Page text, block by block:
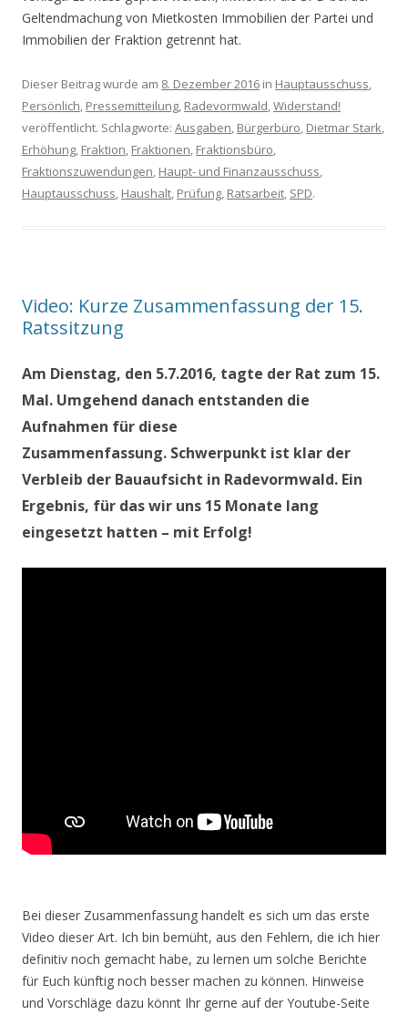
Geltendmachung von Mietkosten Immobilien der Partei und
Immobilien der Fraktion getrennt hat.
Dieser Beitrag wurde am 8. Dezember 2016 in Hauptausschuss,
Persönlich, Pressemitteilung, Radevormwald,Widerstand!
veröffentlicht. Schlagworte: Ausgaben, Bürgerbüro, Dietmar Stark,
Erhöhung, Fraktion, Fraktionen, Fraktionsbüro,
Fraktionszuwendungen, Haupt- und Finanzausschuss,
Hauptausschuss, Haushalt, Prüfung, Ratsarbeit, SPD.
Video: Kurze Zusammenfassung der 15.
Ratssitzung
Am Dienstag, den 5.7.2016, tagte der Rat zum 15.
Mal. Umgehend danach entstanden die
Aufnahmen für diese
Zusammenfassung. Schwerpunkt ist klar der
Verbleib der Bauaufsicht in Radevormwald. Ein
Ergebnis, für das wir uns 15 Monate lang
eingesetzt hatten – mit Erfolg!
Bei dieser Zusammenfassung handelt es sich um das erste
Video dieser Art. Ich bin bemüht, aus den Fehlern, die ich hier
definitiv noch gemacht habe, zu lernen um solche Berichte
für Euch künftig noch besser machen zu können. Hinweise
und Vorschläge dazu könnt Ihr gerne auf der Youtube-Seite